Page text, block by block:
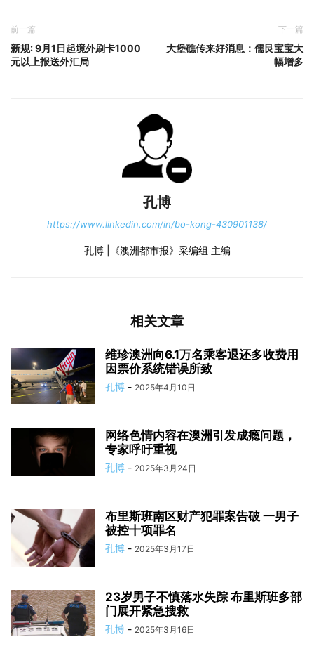
前一篇
新规: 9月1日起境外刷卡1000
元以上报送外汇局
下一篇
大堡礁传来好消息：儒艮宝宝大
幅增多
孔博
https://www.linkedin.com/in/bo-kong-430901138/
孔博 |《澳洲都市报》采编组 主编
相关文章
维珍澳洲向6.1万名乘客退还多收费用
因票价系统错误所致
孔博 - 2025年4月10日
网络色情内容在澳洲引发成瘾问题，
专家呼吁重视
孔博 - 2025年3月24日
布里斯班南区财产犯罪案告破 一男子
被控十项罪名
孔博 - 2025年3月17日
23岁男子不慎落水失踪 布里斯班多部
门展开紧急搜救
孔博 - 2025年3月16日